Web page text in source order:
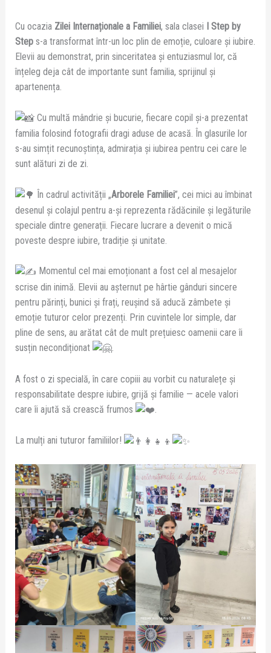
Cu ocazia Zilei Internaționale a Familiei, sala clasei I Step by
Steps-a transformat într-un loc plin de emoție, culoare și iubire.
Elevii au demonstrat, prin sinceritatea și entuziasmul lor, că
înțeleg deja cât de importante sunt familia, sprijinul și
apartenența.
Cu multă mândrie și bucurie, fiecare copil și-a prezentat
familia folosind fotografii dragi aduse de acasă. În glasurile lor
s-au simțit recunoștința, admirația și iubirea pentru cei care le
sunt alături zi de zi.
În cadrul activității „Arborele Familiei”, cei mici au îmbinat
desenul și colajul pentru a-și reprezenta rădăcinile și legăturile
speciale dintre generații. Fiecare lucrare a devenit o mică
poveste despre iubire, tradiție și unitate.
Momentul cel mai emoționant a fost cel al mesajelor
scrise din inimă. Elevii au așternut pe hârtie gânduri sincere
pentru părinți, bunici și frați, reușind să aducă zâmbete și
emoție tuturor celor prezenți. Prin cuvintele lor simple, dar
pline de sens, au arătat cât de mult prețuiesc oamenii care îi
susțin necondiționat
.
A fost o zi specială, în care copiii au vorbit cu naturalețe și
responsabilitate despre iubire, grijă și familie — acele valori
care îi ajută să crească frumos
La mulți ani tuturor familiilor!